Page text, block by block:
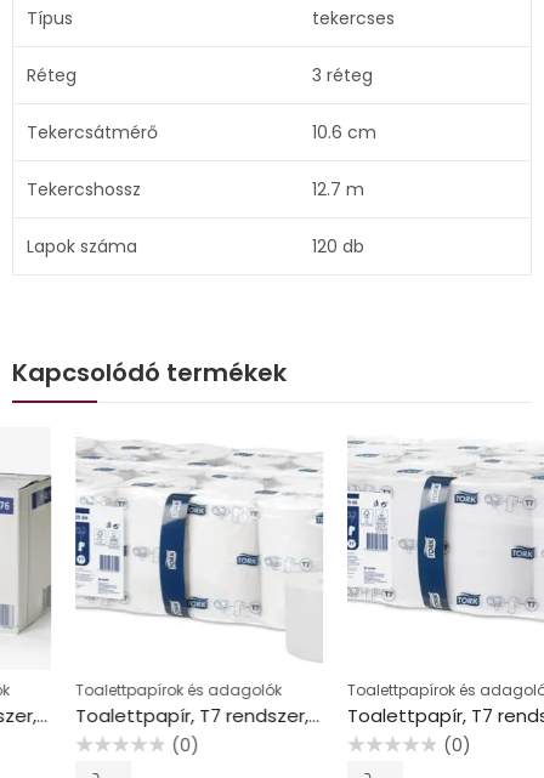
Típus tekercses
Réteg 3 réteg
Tekercsátmérő 10.6 cm
Tekercshossz 12.7 m
Lapok száma 120 db
Kapcsolódó termékek
Toalettpapírok és adagolók
Toalettpapír, T7 rendszer, 1 rétegű, 13,1 cm átmérő, Universal, TORK ” Mid-size”, fehér
(0)
Toalettpapírok és adagolók
Toalettpapír, T7 rendszer, 2 rétegű, 13,1 cm átmérő, Premium, TORK “Mid-size”, fehér
(0)